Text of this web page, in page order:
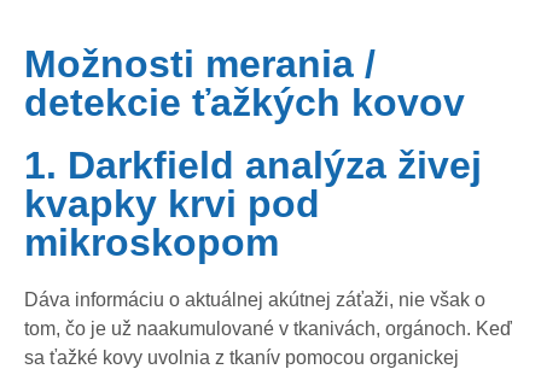
Možnosti merania /
detekcie ťažkých kovov
1. Darkfield analýza živej
kvapky krvi pod
mikroskopom
Dáva informáciu o aktuálnej akútnej záťaži, nie však o
tom, čo je už naakumulované v tkanivách, orgánoch. Keď
sa ťažké kovy uvolnia z tkanív pomocou organickej